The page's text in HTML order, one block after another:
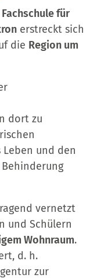
für
erstreckt sich
die Region um
dort zu
und den
vernetzt
und Schülern
Wohnraum.
d. h.
zur